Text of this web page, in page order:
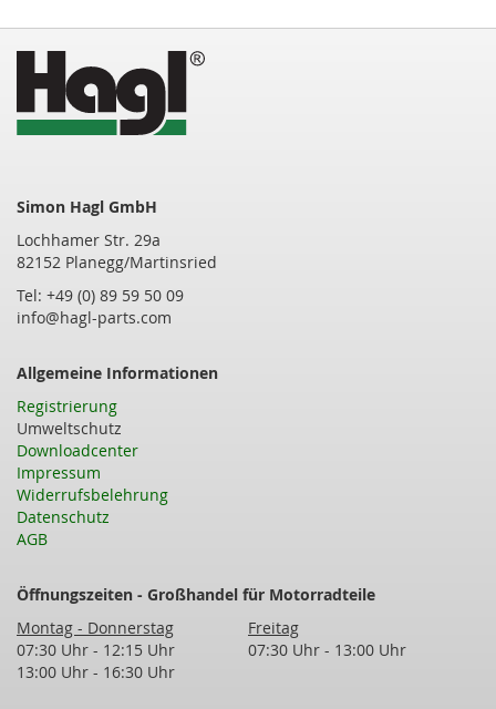
Simon Hagl GmbH
Lochhamer Str. 29a
82152 Planegg/Martinsried
Tel: +49 (0) 89 59 50 09
info@hagl-parts.com
Allgemeine Informationen
Registrierung
Umweltschutz
Downloadcenter
Impressum
Widerrufsbelehrung
Datenschutz
AGB
Öffnungszeiten - Großhandel für Motorradteile
Montag - Donnerstag
Freitag
07:30 Uhr - 12:15 Uhr
13:00 Uhr - 16:30 Uhr
07:30 Uhr - 13:00 Uhr